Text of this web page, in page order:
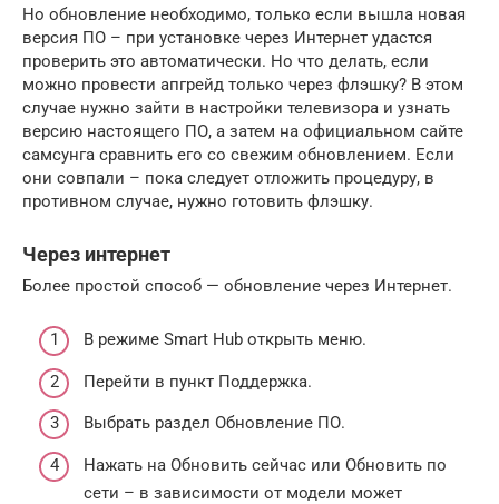
Но обновление необходимо, только если вышла новая
версия ПО – при установке через Интернет удастся
проверить это автоматически. Но что делать, если
можно провести апгрейд только через флэшку? В этом
случае нужно зайти в настройки телевизора и узнать
версию настоящего ПО, а затем на официальном сайте
самсунга сравнить его со свежим обновлением. Если
они совпали – пока следует отложить процедуру, в
противном случае, нужно готовить флэшку.
Через интернет
Более простой способ — обновление через Интернет.
В режиме Smart Hub открыть меню.
Перейти в пункт Поддержка.
Выбрать раздел Обновление ПО.
Нажать на Обновить сейчас или Обновить по
сети – в зависимости от модели может